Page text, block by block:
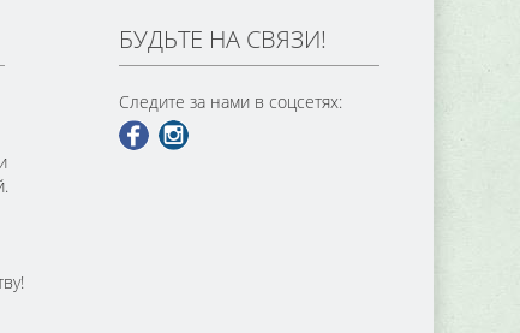
БУДЬТЕ НА СВЯЗИ!
Следите за нами в соцсетях: